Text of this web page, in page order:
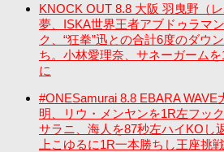
KNOCK OUT 8.8 大阪 羽曳野（
夢、ISKA世界王者アブドゥラマ
ク、“狂拳”迅との合計6度のダウ
ち。小林愛理奈、サネーガーム
に
#ONESamurai 8.8 EBARA WAVE
明、リウ・メンヤンを1R左フッ
サラニ、海人を87秒左ハイKOし
上こゆるに1R一本勝ちし王座挑